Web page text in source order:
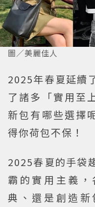
圖／美麗佳人
2025年春夏延續
了諸多「實用至
新包有哪些選擇
得你荷包不保！
2025春夏的手袋
霸的實用主義
典、還是創造